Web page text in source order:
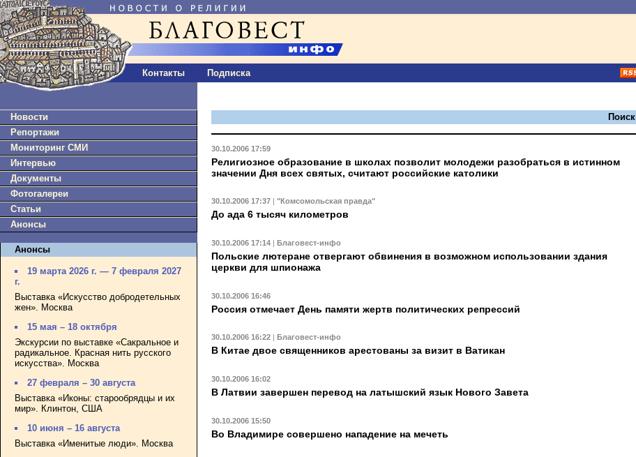
Контакты Подписка
Новости
Репортажи
Мониторинг СМИ
Интервью
Документы
Фотогалереи
Статьи
Анонсы
Анонсы
19 марта 2026 г. — 7 февраля 2027
г.
Выставка «Искусство добродетельных
жен». Москва
15 мая – 18 октября
Экскурсии по выставке «Сакральное и
радикальное. Красная нить русского
искусства». Москва
27 февраля – 30 августа
Выставка «Иконы: старообрядцы и их
мир». Клинтон, США
10 июня – 16 августа
Выставка «Именитые люди». Москва
Поиск
30.10.2006 17:59
Религиозное образование в школах позволит молодежи разобраться в истинном
значении Дня всех святых, считают российские католики
30.10.2006 17:37 "Комсомольская правда"
До ада 6 тысяч километров
30.10.2006 17:14 | Благовест-инфо
Польские лютеране отвергают обвинения в возможном использовании здания
церкви для шпионажа
30.10.2006 16:46
Россия отмечает День памяти жертв политических репрессий
30.10.2006 16:22 Благовест-инфо
В Китае двое священников арестованы за визит в Ватикан
30.10.2006 16:02
В Латвии завершен перевод на латышский язык Нового Завета
30.10.2006 15:50
Во Владимире совершено нападение на мечеть